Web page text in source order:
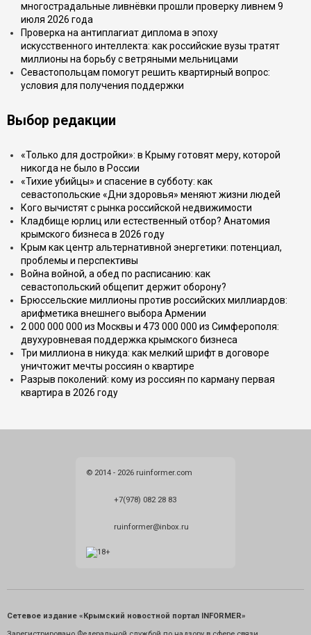
многострадальные ливнёвки прошли проверку ливнем 9
июля 2026 года
Проверка на антиплагиат диплома в эпоху
искусственного интеллекта: как российские вузы тратят
миллионы на борьбу с ветряными мельницами
Севастопольцам помогут решить квартирный вопрос:
условия для получения поддержки
Выбор редакции
«Только для достройки»: в Крыму готовят меру, которой
никогда не было в России
«Тихие убийцы» и спасение в субботу: как
севастопольские «Дни здоровья» меняют жизни людей
Кого вычистят с рынка российской недвижимости
Кладбище юрлиц или естественный отбор? Анатомия
крымского бизнеса в 2026 году
Крым как центр альтернативной энергетики: потенциал,
проблемы и перспективы
Война войной, а обед по расписанию: как
севастопольский общепит держит оборону?
Брюссельские миллионы против российских миллиардов:
арифметика внешнего выбора Армении
2 000 000 000 из Москвы и 473 000 000 из Симферополя:
двухуровневая поддержка крымского бизнеса
Три миллиона в никуда: как мелкий шрифт в договоре
уничтожит мечты россиян о квартире
Разрыв поколений: кому из россиян по карману первая
квартира в 2026 году
© 2014 - 2026 ruinformer.com
+7(978) 082 28 83
ruinformer@inbox.ru
Сетевое издание «Крымский новостной портал INFORMER»